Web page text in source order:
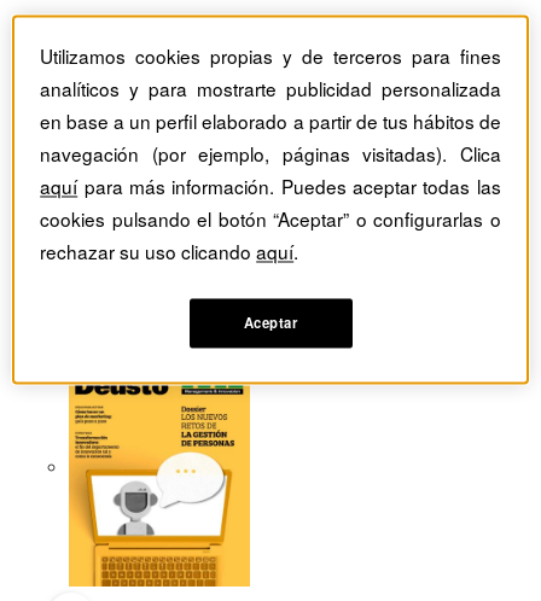
Dossieres
Revistas del mes
Utilizamos cookies propias y de terceros para fines
analíticos y para mostrarte publicidad personalizada
en base a un perfil elaborado a partir de tus hábitos de
navegación (por ejemplo, páginas visitadas). Clica
aquípara más información. Puedes aceptar todas las
cookies pulsando el botón “Aceptar” o configurarlas o
rechazar su uso clicandoaquí.
Aceptar